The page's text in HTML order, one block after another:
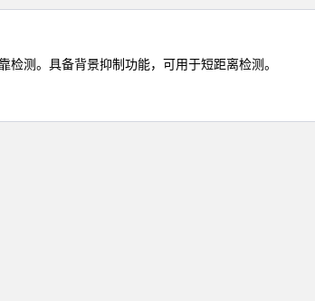
测。具备背景抑制功能，可用于短距离检测。